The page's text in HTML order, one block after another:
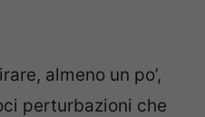
almeno un po’,
perturbazioni che